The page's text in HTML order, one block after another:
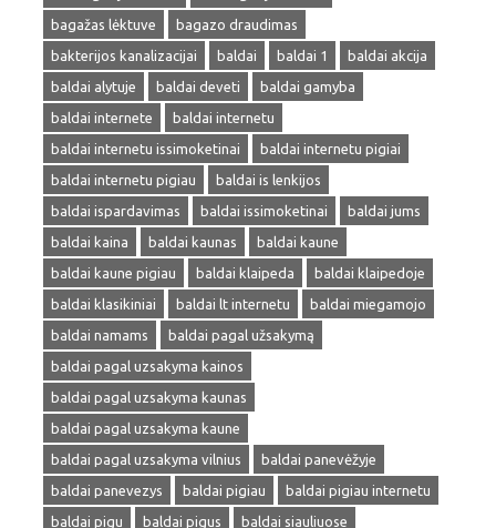
bagažas lėktuve
bagazo draudimas
bakterijos kanalizacijai
baldai baldai 1
baldai akcija
baldai alytuje
baldai deveti
baldai gamyba
baldai internete
baldai internetu
baldai internetu issimoketinai
baldai internetu pigiai
baldai internetu pigiau
baldai is lenkijos
baldai ispardavimas
baldai issimoketinai
baldai jums
baldai kaina
baldai kaunas
baldai kaune
baldai kaune pigiau
baldai klaipeda
baldai klaipedoje
baldai klasikiniai
baldai lt internetu
baldai miegamojo
baldai namams
baldai pagal užsakymą
baldai pagal uzsakyma kainos
baldai pagal uzsakyma kaunas
baldai pagal uzsakyma kaune
baldai pagal uzsakyma vilnius
baldai panevėžyje
baldai panevezys
baldai pigiau
baldai pigiau internetu
baldai pigu
baldai pigus baldai siauliuose